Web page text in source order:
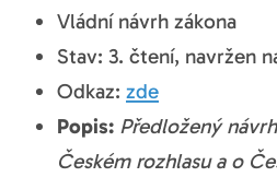
Vládní návrh zákona
Stav: 3. čtení, navržen
Odkaz: zde
Popis: Předložený
Českém rozhlasu a o